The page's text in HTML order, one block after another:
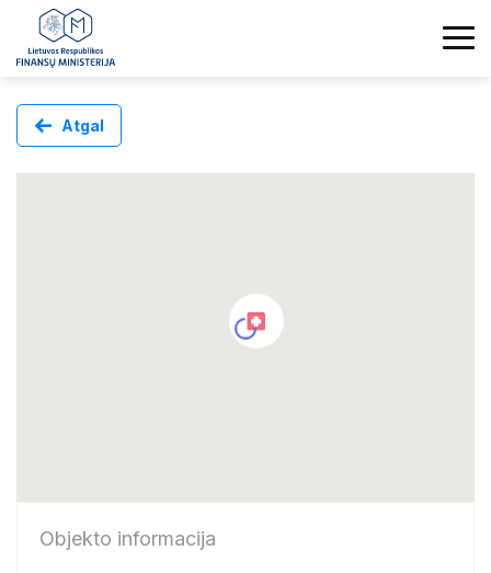
Atgal
Objekto informacija